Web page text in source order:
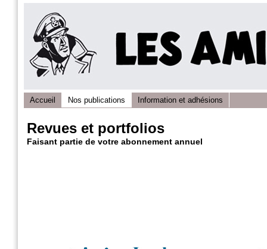
Accueil Nos publications Information et adhésions
Revues et portfolios
Faisant partie de votre abonnement annuel